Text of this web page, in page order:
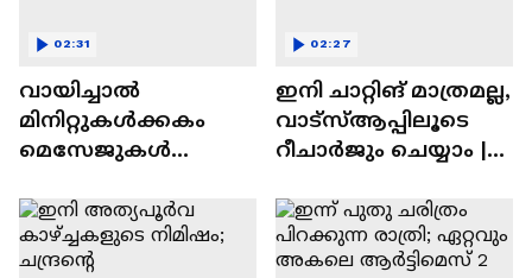
വായിച്ചാൽ
മിനിറ്റുകൾക്കകം
മെസേജുകള്‍
WhatsApp | Tech Talk
02:31
ഇനി ചാറ്റിങ് മാത്രമല്ല,
വാട്‌സ്‌ആപ്പിലൂടെ
റീചാർജും ചെയ്യാം |
Tech Talk
02:27